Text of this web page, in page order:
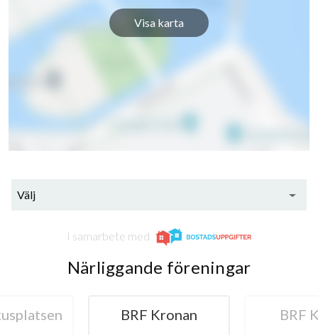
Visa karta
Välj
I samarbete med
Närliggande föreningar
BRF Kullen BRF